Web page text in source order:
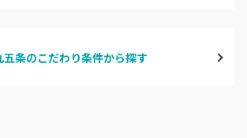
条のこだわり条件から探す